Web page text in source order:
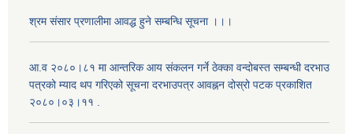
श्रम संसार प्रणालीमा आवद्ध हुने सम्बन्धि सूचना ।।।
आ.व २०८०।८१ मा आन्तरिक आय संकलन गर्ने ठेक्का वन्दोबस्त सम्बन्धी दरभाउ
पत्रको म्याद थप गरिएको सूचना दरभाउपत्र आवह्नन दोस्रो पटक प्रकाशित
२०८०।०३।११ .